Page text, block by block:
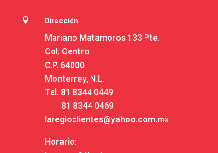
 Dirección
Mariano Matamoros 133 Pte.
Col. Centro
C.P. 64000
Monterrey, N.L.
Tel. 81 8344 0449
81 8344 0469
laregioclientes@yahoo.com.mx
Horario: